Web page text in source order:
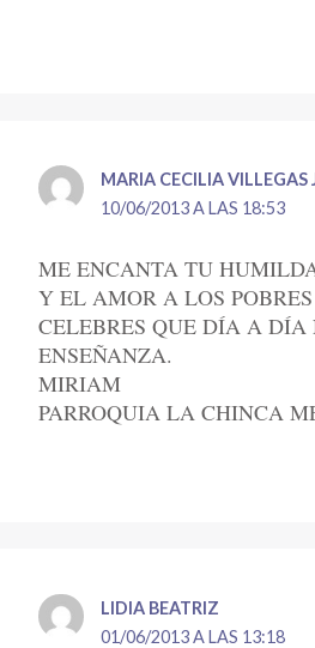
MARIA CECILIA VILLEGAS
10/06/2013 A LAS 18:53
ME ENCANTA TU
Y EL AMOR A LOS
CELEBRES QUE DÍA A DÍA
ENSEÑANZA.
MIRIAM
PARROQUIA LA CHINCA
LIDIA BEATRIZ
01/06/2013 A LAS 13:18